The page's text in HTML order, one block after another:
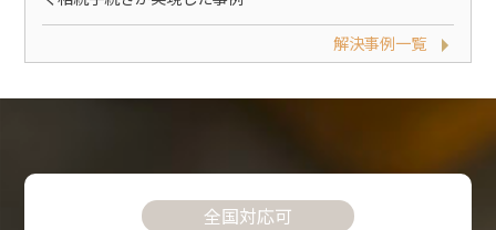
解決事例一覧
全国対応可